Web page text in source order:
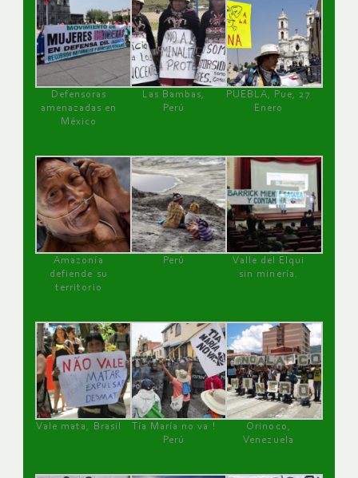
Defensoras
amenazadas en
México
Las Bambas,
Perú
PUEBLA, Pue, 27
Enero
Amazonía
defiende su
territorio
Perú
Valle del Elqui
sin minería.
Vale mata, Brasil
Tía María no va !
Perú
Orinoco,
Venezuela